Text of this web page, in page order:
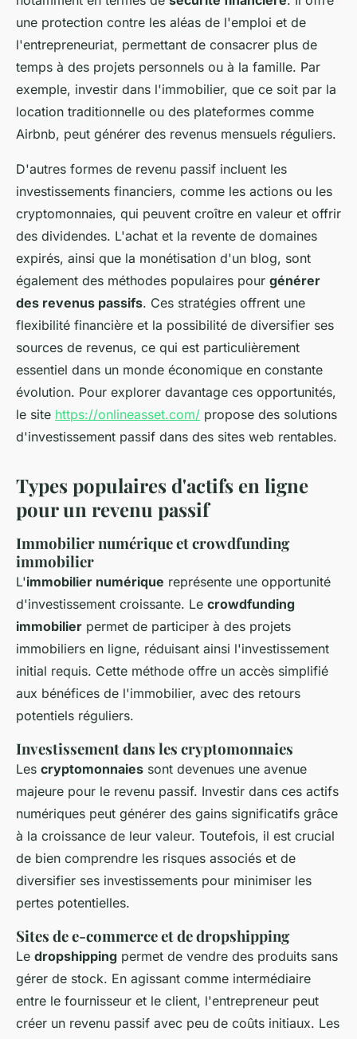
une protection contre les aléas de l'emploi et de
l'entrepreneuriat, permettant de consacrer plus de
temps à des projets personnels ou à la famille. Par
exemple, investir dans l'immobilier, que ce soit par la
location traditionnelle ou des plateformes comme
Airbnb, peut générer des revenus mensuels réguliers.
D'autres formes de revenu passif incluent les
investissements financiers, comme les actions ou les
cryptomonnaies, qui peuvent croître en valeur et offrir
des dividendes. L'achat et la revente de domaines
expirés, ainsi que la monétisation d'un blog, sont
également des méthodes populaires pour générer
des revenus passifs. Ces stratégies offrent une
flexibilité financière et la possibilité de diversifier ses
sources de revenus, ce qui est particulièrement
essentiel dans un monde économique en constante
évolution. Pour explorer davantage ces opportunités,
le site https://onlineasset.com/ propose des solutions
d'investissement passif dans des sites web rentables.
Types populaires d'actifs en ligne
pour un revenu passif
Immobilier numérique et crowdfunding
immobilier
L'immobilier numérique représente une opportunité
d'investissement croissante. Le crowdfunding
immobilier permet de participer à des projets
immobiliers en ligne, réduisant ainsi l'investissement
initial requis. Cette méthode offre un accès simplifié
aux bénéfices de l'immobilier, avec des retours
potentiels réguliers.
Investissement dans les cryptomonnaies
Les cryptomonnaies sont devenues une avenue
majeure pour le revenu passif. Investir dans ces actifs
numériques peut générer des gains significatifs grâce
à la croissance de leur valeur. Toutefois, il est crucial
de bien comprendre les risques associés et de
diversifier ses investissements pour minimiser les
pertes potentielles.
Sites de e-commerce et de dropshipping
Le dropshipping permet de vendre des produits sans
gérer de stock. En agissant comme intermédiaire
entre le fournisseur et le client, l'entrepreneur peut
créer un revenu passif avec peu de coûts initiaux. Les